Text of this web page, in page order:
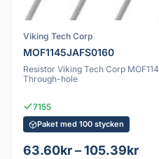
Viking Tech Corp
MOF1145JAFS0160
Resistor Viking Tech Corp
Through-hole
7155
Paket med 100 stycken
63.60kr – 105.39kr